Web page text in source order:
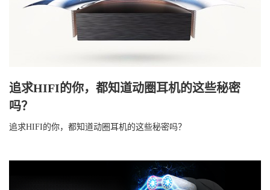
追求HIFI的你，都知道动圈耳机的这些秘密
吗？
追求HIFI的你，都知道动圈耳机的这些秘密吗？